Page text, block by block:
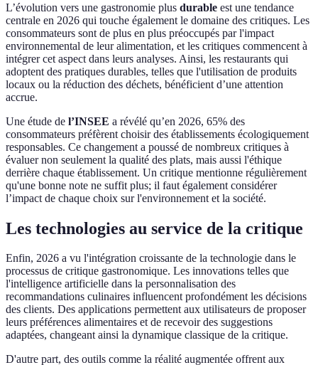
L’évolution vers une gastronomie plus durable est une tendance
centrale en 2026 qui touche également le domaine des critiques. Les
consommateurs sont de plus en plus préoccupés par l'impact
environnemental de leur alimentation, et les critiques commencent à
intégrer cet aspect dans leurs analyses. Ainsi, les restaurants qui
adoptent des pratiques durables, telles que l'utilisation de produits
locaux ou la réduction des déchets, bénéficient d’une attention
accrue.
Une étude de l’INSEE a révélé qu’en 2026, 65% des
consommateurs préfèrent choisir des établissements écologiquement
responsables. Ce changement a poussé de nombreux critiques à
évaluer non seulement la qualité des plats, mais aussi l'éthique
derrière chaque établissement. Un critique mentionne régulièrement
qu'une bonne note ne suffit plus; il faut également considérer
l’impact de chaque choix sur l'environnement et la société.
Les technologies au service de la critique
Enfin, 2026 a vu l'intégration croissante de la technologie dans le
processus de critique gastronomique. Les innovations telles que
l'intelligence artificielle dans la personnalisation des
recommandations culinaires influencent profondément les décisions
des clients. Des applications permettent aux utilisateurs de proposer
leurs préférences alimentaires et de recevoir des suggestions
adaptées, changeant ainsi la dynamique classique de la critique.
D'autre part, des outils comme la réalité augmentée offrent aux